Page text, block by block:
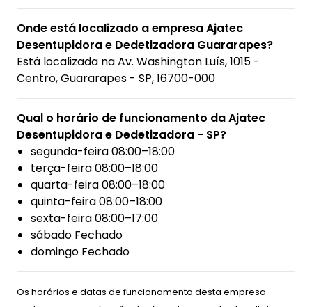
Onde está localizado a empresa Ajatec
Desentupidora e Dedetizadora Guararapes?
Está localizada naAv. Washington Luís, 1015 -
Centro, Guararapes - SP, 16700-000
Qual o horário de funcionamento da Ajatec
Desentupidora e Dedetizadora - SP?
segunda-feira 08:00–18:00
terça-feira 08:00–18:00
quarta-feira 08:00–18:00
quinta-feira 08:00–18:00
sexta-feira 08:00–17:00
sábado Fechado
domingo Fechado
Os horários e datas de funcionamento desta empresa